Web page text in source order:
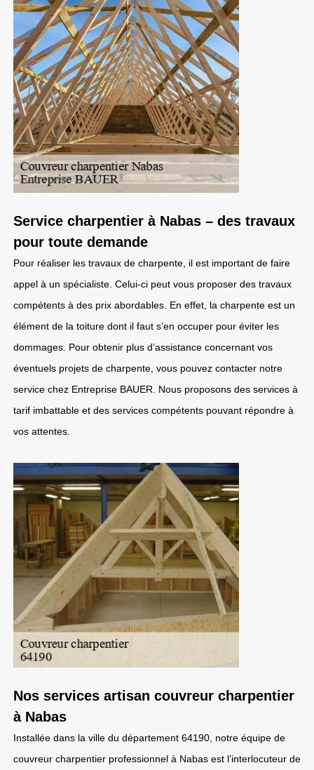
Service charpentier à Nabas – des travaux
pour toute demande
Pour réaliser les travaux de charpente, il est important de faire
appel à un spécialiste. Celui-ci peut vous proposer des travaux
compétents à des prix abordables. En effet, la charpente est un
élément de la toiture dont il faut s’en occuper pour éviter les
dommages. Pour obtenir plus d’assistance concernant vos
éventuels projets de charpente, vous pouvez contacter notre
service chez Entreprise BAUER. Nous proposons des services à
tarif imbattable et des services compétents pouvant répondre à
vos attentes.
Nos services artisan couvreur charpentier
à Nabas
Installée dans la ville du département 64190, notre équipe de
couvreur charpentier professionnel à Nabas est l’interlocuteur de